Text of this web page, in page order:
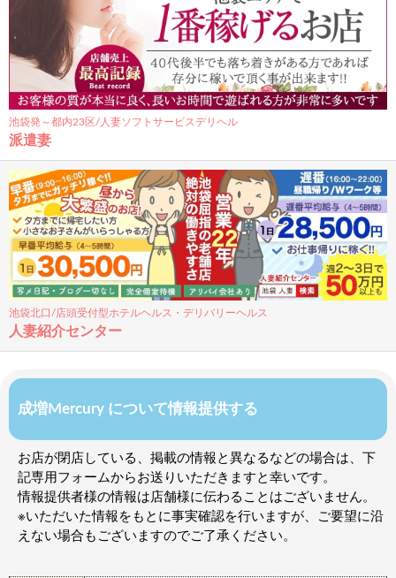
池袋発～都内23区/人妻ソフトサービスデリヘル
派遣妻
池袋北口/店頭受付型ホテルヘルス・デリバリーヘルス
人妻紹介センター
成増Mercury について情報提供する
お店が閉店している、掲載の情報と異なるなどの場合は、下
記専用フォームからお送りいただきますと幸いです。
情報提供者様の情報は店舗様に伝わることはございません。
※いただいた情報をもとに事実確認を行いますが、ご要望に沿
えない場合もございますのでご了承ください。